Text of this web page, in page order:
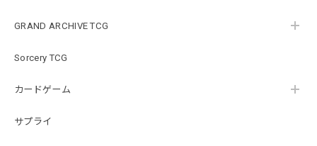
GRAND ARCHIVE TCG
Sorcery TCG
カードゲーム
サプライ